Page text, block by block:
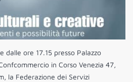
dalle ore 17.15 presso Palazzo
in Corso Venezia 47,
la Federazione dei Servizi